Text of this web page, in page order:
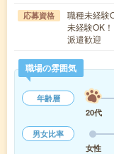
応募資格
職種未経験
未経験OK
派遣歓迎
職場の雰囲気
年齢層
20代
男女比率
女性